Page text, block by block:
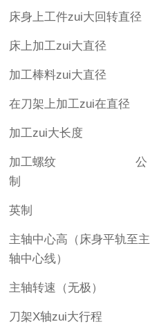
床身上工件zui大回转直径
床上加工zui大直径
加工棒料zui大直径
在刀架上加工zui在直径
加工zui大长度
加工螺纹 公
制
英制
主轴中心高（床身平轨至主
轴中心线）
主轴转速（无极）
刀架X轴zui大行程